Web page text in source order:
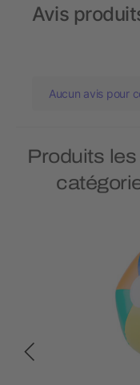
Avis
Aucun avis pour
Produits